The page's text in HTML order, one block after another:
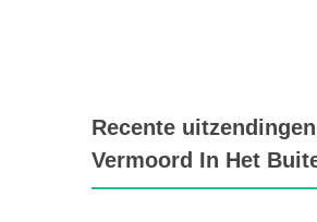
Recente
Vermoord In Het